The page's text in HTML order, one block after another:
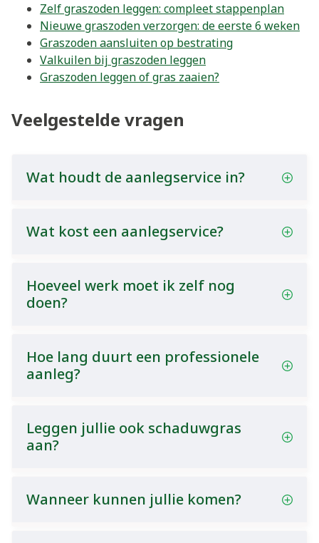
Zelf graszoden leggen: compleet stappenplan
Nieuwe graszoden verzorgen: de eerste 6 weken
Graszoden aansluiten op bestrating
Valkuilen bij graszoden leggen
Graszoden leggen of gras zaaien?
Veelgestelde vragen
Wat houdt de aanlegservice in?
Wat kost een aanlegservice?
Hoeveel werk moet ik zelf nog
doen?
Hoe lang duurt een professionele
aanleg?
Leggen jullie ook schaduwgras
aan?
Wanneer kunnen jullie komen?